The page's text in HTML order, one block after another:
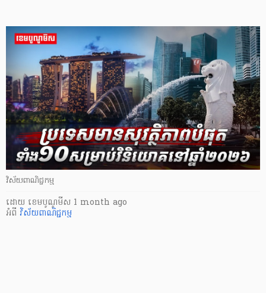
វិស័យពាណិជ្ជកម្ម
ដោយ ​ ខេមបូណូមីស 1 month ago
អំពី វិស័យពាណិជ្ជកម្ម